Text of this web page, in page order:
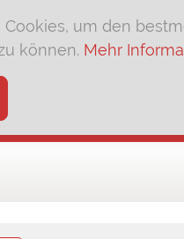
um den
können. Mehr